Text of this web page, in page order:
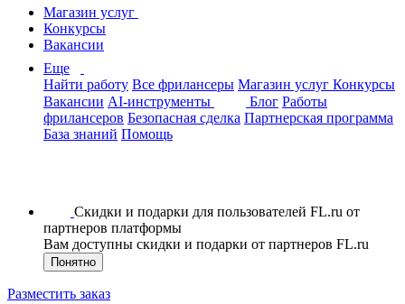
Магазин услуг
Конкурсы
Вакансии
Еще
Найти работу Все фрилансеры Магазин услуг Конкурсы
Вакансии AI-инструменты Блог Работы
фрилансеров Безопасная сделка Партнерская программа
База знаний Помощь
Скидки и подарки для пользователей FL.ru от
партнеров платформы
Вам доступны скидки и подарки от партнеров FL.ru
Понятно
Разместить заказ